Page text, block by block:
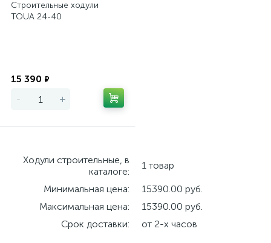
Строительные ходули
TOUA 24-40
15 390 ₽
- +
Ходули строительные, в
каталоге:
1 товар
Минимальная цена:
15390.00 руб.
Максимальная цена:
15390.00 руб.
Срок доставки:
от 2-х часов